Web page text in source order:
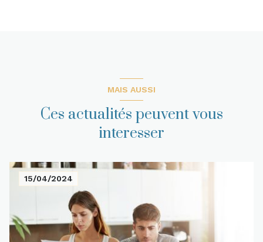
MAIS AUSSI
Ces actualités peuvent vous
interesser
15/04/2024